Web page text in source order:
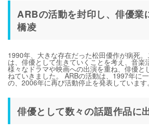
ARBの活動を封印し、俳優業
橋凌
1990年、大きな存在だった松田優作が病死
は、俳優として生きていくことを考え、音楽
様々なドラマや映画への出演を重ね、俳優と
ねていきました。 ARBの活動は、1997年に
の、2006年に再び活動停止を発表しています
俳優として数々の話題作品に